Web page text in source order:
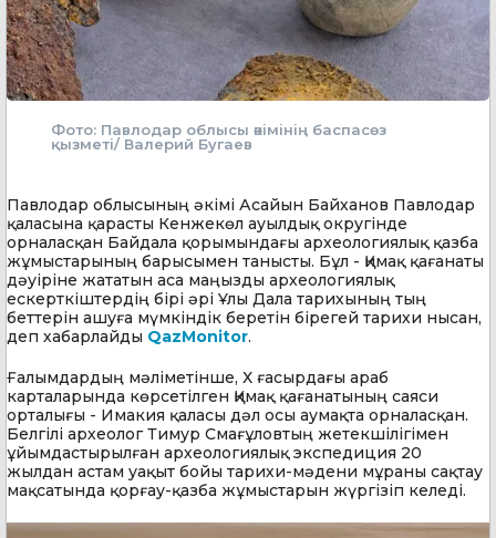
Фото: Павлодар облысы әкімінің баспасөз
қызметі/ Валерий Бугаев
Павлодар облысының әкімі Асайын Байханов Павлодар
қаласына қарасты Кенжекөл ауылдық округінде
орналасқан Байдала қорымындағы археологиялық қазба
жұмыстарының барысымен танысты. Бұл - Қимақ қағанаты
дәуіріне жататын аса маңызды археологиялық
ескерткіштердің бірі әрі Ұлы Дала тарихының тың
беттерін ашуға мүмкіндік беретін бірегей тарихи нысан,
деп хабарлайды QazMonitor.
Ғалымдардың мәліметінше, Х ғасырдағы араб
карталарында көрсетілген Қимақ қағанатының саяси
орталығы - Имакия қаласы дәл осы аумақта орналасқан.
Белгілі археолог Тимур Смағұловтың жетекшілігімен
ұйымдастырылған археологиялық экспедиция 20
жылдан астам уақыт бойы тарихи-мәдени мұраны сақтау
мақсатында қорғау-қазба жұмыстарын жүргізіп келеді.